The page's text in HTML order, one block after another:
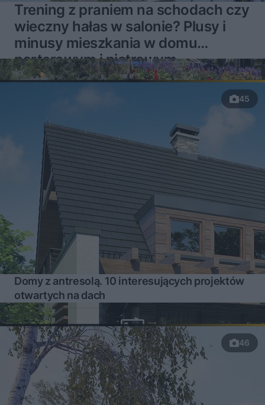
Trening z praniem na schodach czy
wieczny hałas w salonie? Plusy i
minusy mieszkania w domu
parterowym i piętrowym
45
Domy z antresolą. 10 interesujących projektów
otwartych na dach
46